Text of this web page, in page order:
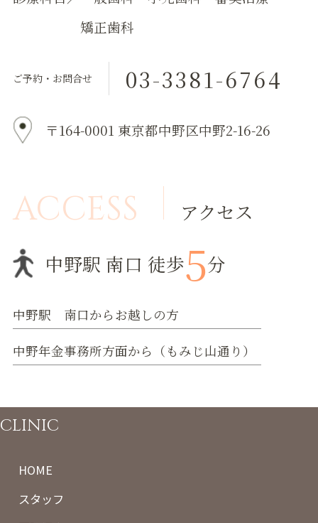
矯正歯科
ご予約・お問合せ 03-3381-6764
〒164-0001 東京都中野区中野2-16-26
ACCESS
アクセス
中野駅 南口 徒歩5分
中野駅 南口からお越しの方
中野年金事務所方面から（もみじ山通り）
CLINIC
HOME
スタッフ